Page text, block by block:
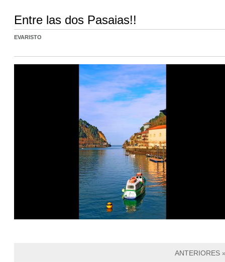
Entre las dos Pasaias!!
EVARISTO
ANTERIORES